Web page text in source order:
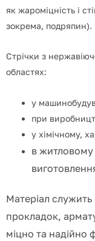
як жароміцність і
зокрема, подряпин).
Стрічки з
областях:
у
при
у хімічному,
в житловому
Матеріал
прокладок,
міцно та надійно